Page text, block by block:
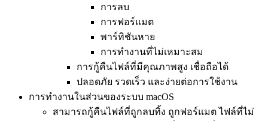
การลบ
การฟอร์แมต
พาร์ทิชันหาย
การทำงานที่ไม่เหมาะสม
การกู้คืนไฟล์ที่มีคุณภาพสูง เชื่อถือได้
ปลอดภัย รวดเร็ว และง่ายต่อการใช้งาน
การทำงานในส่วนของระบบ macOS
สามารถกู้คืนไฟล์ที่ถูกลบทิ้ง ถูกฟอร์แมต ไฟล์ที่ไม่